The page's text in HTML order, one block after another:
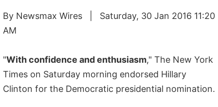
By Newsmax Wires | Saturday, 30 Jan 2016 11:20
AM
"With confidence and enthusiasm," The New York
Times on Saturday morning endorsed Hillary
Clinton for the Democratic presidential nomination.